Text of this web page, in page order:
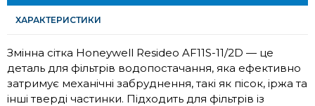
ХАРАКТЕРИСТИКИ
Змінна сітка Honeywell Resideo AF11S-11/2D — це
деталь для фільтрів водопостачання, яка ефективно
затримує механічні забруднення, такі як пісок, іржа та
інші тверді частинки. Підходить для фільтрів із